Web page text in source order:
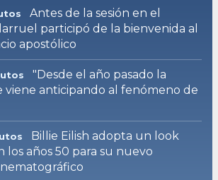
Antes de la sesión en el
participó de la bienvenida al
apostólico
"Desde el año pasado la
viene anticipando al fenómeno de
Billie Eilish adopta un look
los años 50 para su nuevo